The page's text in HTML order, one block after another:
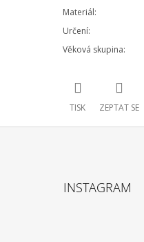
Materiál:
Určení:
Věková skupina:
TISK ZEPTAT SE
INSTAGRAM